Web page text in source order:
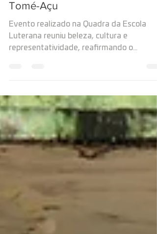
protagonismo afro-brasileiro em
Tomé-Açu
Evento realizado na Quadra da Escola
Luterana reuniu beleza, cultura e